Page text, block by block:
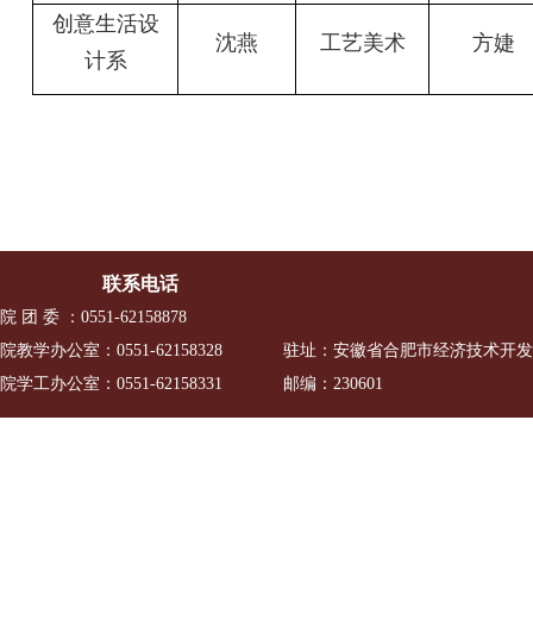
创意生活设
计系
沈燕 工艺美术 方婕
联系电话
院 团 委 ：0551-62158878
院教学办公室：0551-62158328
院学工办公室：0551-62158331
驻址：安徽省合肥市经济技术开
邮编：230601